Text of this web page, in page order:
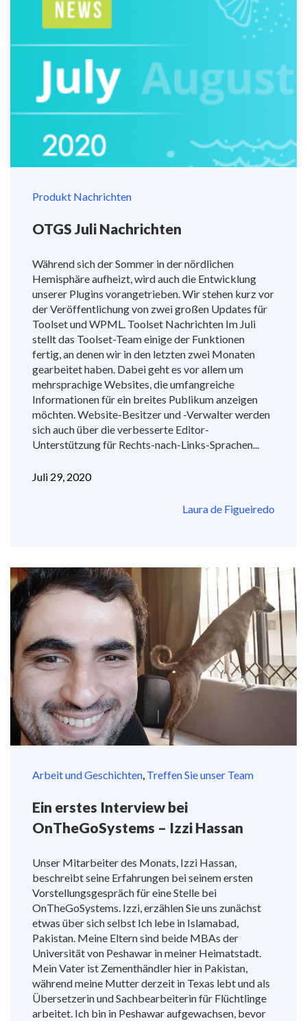
Produkt Nachrichten
OTGS Juli Nachrichten
Während sich der Sommer in der nördlichen
Hemisphäre aufheizt, wird auch die Entwicklung
unserer Plugins vorangetrieben. Wir stehen kurz vor
der Veröffentlichung von zwei großen Updates für
Toolset und WPML. Toolset Nachrichten Im Juli
stellt das Toolset-Team einige der Funktionen
fertig, an denen wir in den letzten zwei Monaten
gearbeitet haben. Dabei geht es vor allem um
mehrsprachige Websites, die umfangreiche
Informationen für ein breites Publikum anzeigen
möchten. Website-Besitzer und -Verwalter werden
sich auch über die verbesserte Editor-
Unterstützung für Rechts-nach-Links-Sprachen...
Juli 29, 2020
Laura de Figueiredo
Arbeit und Geschichten, Treffen Sie unser Team
Ein erstes Interview bei
OnTheGoSystems – Izzi Hassan
Unser Mitarbeiter des Monats, Izzi Hassan,
beschreibt seine Erfahrungen bei seinem ersten
Vorstellungsgespräch für eine Stelle bei
OnTheGoSystems. Izzi, erzählen Sie uns zunächst
etwas über sich selbst Ich lebe in Islamabad,
Pakistan. Meine Eltern sind beide MBAs der
Universität von Peshawar in meiner Heimatstadt.
Mein Vater ist Zementhändler hier in Pakistan,
während meine Mutter derzeit in Texas lebt und als
Übersetzerin und Sachbearbeiterin für Flüchtlinge
arbeitet. Ich bin in Peshawar aufgewachsen, bevor